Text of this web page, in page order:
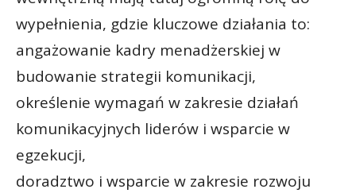
wypełnienia, gdzie kluczowe działania to:
angażowanie kadry menadżerskiej w
budowanie strategii komunikacji,
określenie wymagań w zakresie działań
komunikacyjnych liderów i wsparcie w
egzekucji,
doradztwo i wsparcie w zakresie rozwoju